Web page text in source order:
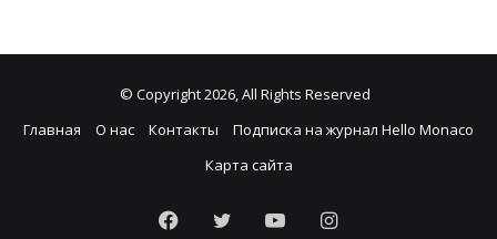
© Copyright 2026, All Rights Reserved
Главная
О нас Контакты
Подписка на журнал Hello Monaco
Карта сайта
Facebook
TwitterYouTubeInstagram